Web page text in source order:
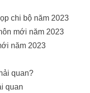
chi bộ năm 2023
mới năm 2023
năm 2023
quan?
quan